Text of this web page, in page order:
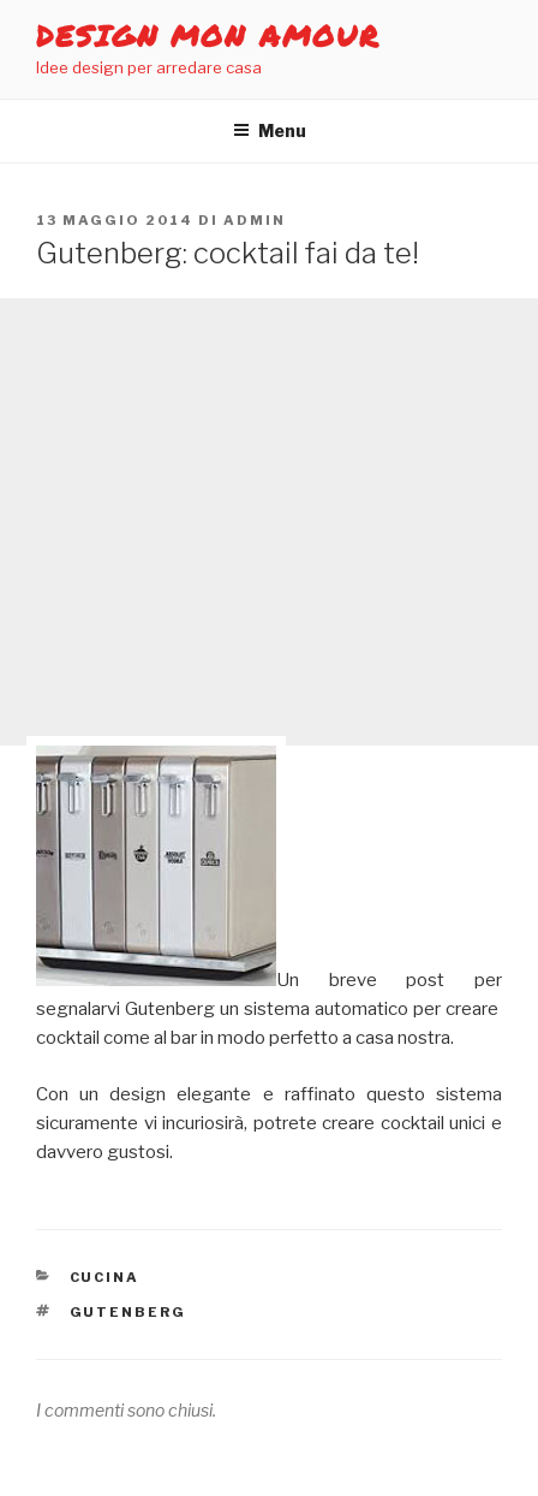
contenuto
DESIGN MON AMOUR
Idee design per arredare casa
Menu
PUBBLICATO
IL
13 MAGGIO 2014 DI ADMIN
Gutenberg: cocktail fai da te!
Un breve post per
segnalarvi Gutenberg un sistema automatico per creare
cocktail come al bar in modo perfetto a casa nostra.
Con un design elegante e raffinato questo sistema
sicuramente vi incuriosirà, potrete creare cocktail unici e
davvero gustosi.
CATEGORIE
CUCINA
TAG
GUTENBERG
I commenti sono chiusi.